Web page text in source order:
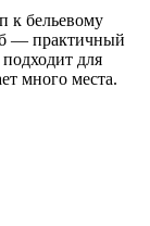
к бельевому
— практичный
для
много места.